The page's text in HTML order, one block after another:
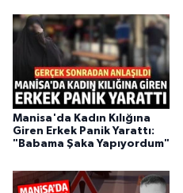
Manisa'da Kadın Kılığına
Giren Erkek Panik Yarattı:
"Babama Şaka Yapıyordum"